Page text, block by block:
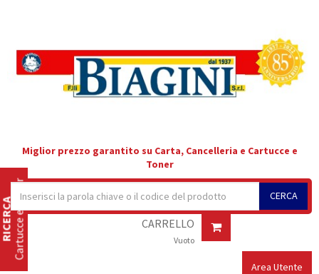
Miglior prezzo garantito su Carta, Cancelleria e Cartucce e
Toner
CERCA
CARRELLO
Vuoto
Area Utente
Cartucce e Toner